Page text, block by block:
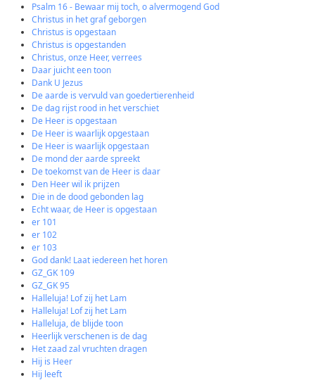
Psalm 16 - Bewaar mij toch, o alvermogend God
Christus in het graf geborgen
Christus is opgestaan
Christus is opgestanden
Christus, onze Heer, verrees
Daar juicht een toon
Dank U Jezus
De aarde is vervuld van goedertierenheid
De dag rijst rood in het verschiet
De Heer is opgestaan
De Heer is waarlijk opgestaan
De Heer is waarlijk opgestaan
De mond der aarde spreekt
De toekomst van de Heer is daar
Den Heer wil ik prijzen
Die in de dood gebonden lag
Echt waar, de Heer is opgestaan
er 101
er 102
er 103
God dank! Laat iedereen het horen
GZ_GK 109
GZ_GK 95
Halleluja! Lof zij het Lam
Halleluja! Lof zij het Lam
Halleluja, de blijde toon
Heerlijk verschenen is de dag
Het zaad zal vruchten dragen
Hij is Heer
Hij leeft